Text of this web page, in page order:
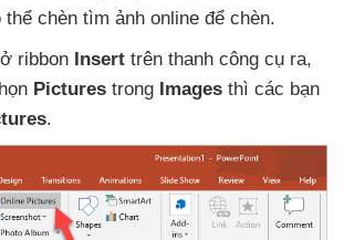
thể chèn tìm ảnh online để chèn.
ribbon Insert trên thanh công cụ ra,
Pictures trong Images thì các bạn
.